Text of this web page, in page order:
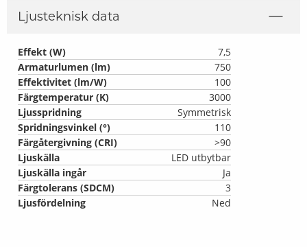
Ljusteknisk data
Effekt (W)
7,5
Armaturlumen (lm)
750
Effektivitet (lm/W)
100
Färgtemperatur (K)
3000
Ljusspridning
Symmetrisk
Spridningsvinkel (°)
110
Färgåtergivning (CRI)
>90
Ljuskälla
LED utbytbar
Ljuskälla ingår
Ja
Färgtolerans (SDCM)
3
Ljusfördelning
Ned